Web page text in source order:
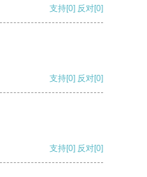
支持[0] 反对[0]
支持[0] 反对[0]
支持[0] 反对[0]